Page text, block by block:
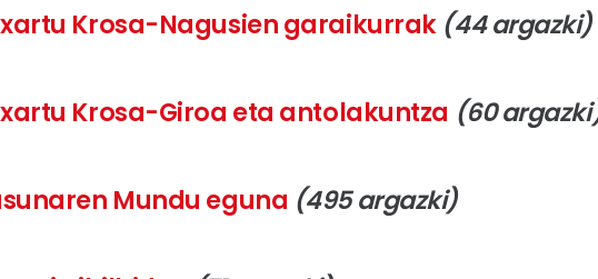
Itxartu Krosa-Nagusien garaikurrak (44 argazki)
Itxartu Krosa-Giroa eta antolakuntza (60
Mundu eguna (495 argazki)